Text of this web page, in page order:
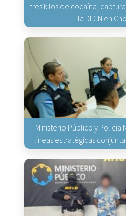
tres kilos de cocaína,
la DLCN en
Ministerio Público y Policía
líneas estratégicas